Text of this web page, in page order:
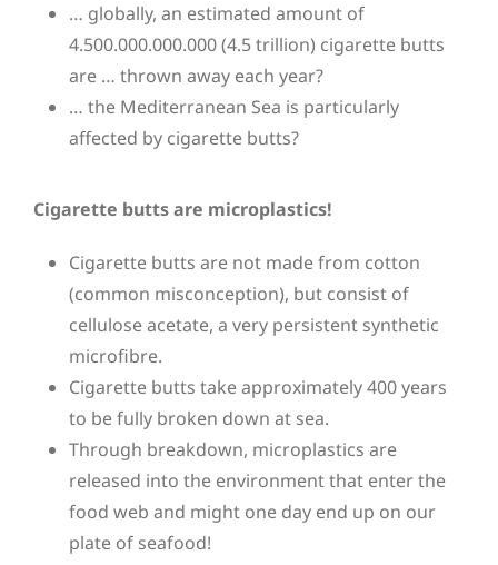
… globally, an estimated amount of
4.500.000.000.000 (4.5 trillion) cigarette butts
are … thrown away each year?
… the Mediterranean Sea is particularly
affected by cigarette butts?
Cigarette butts are microplastics!
Cigarette butts are not made from cotton
(common misconception), but consist of
cellulose acetate, a very persistent synthetic
microfibre.
Cigarette butts take approximately 400 years
to be fully broken down at sea.
Through breakdown, microplastics are
released into the environment that enter the
food web and might one day end up on our
plate of seafood!